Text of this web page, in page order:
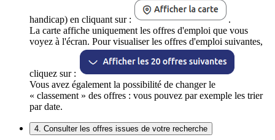
handicap) en cliquant sur :
.
La carte affiche uniquement les offres d'emploi que vous
voyez à l'écran. Pour visualiser les offres d'emploi suivantes,
cliquez sur :
Vous avez également la possibilité de changer le
« classement » des offres : vous pouvez par exemple les trier
par date.
4. Consulter les offres issues de votre recherche